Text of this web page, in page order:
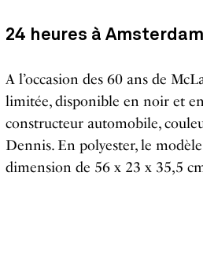
24 heures à
A l’occasion des 60 ans de
limitée, disponible en noir et
constructeur automobile,
Dennis. En polyester, le
dimension de 56 x 23 x 35,5